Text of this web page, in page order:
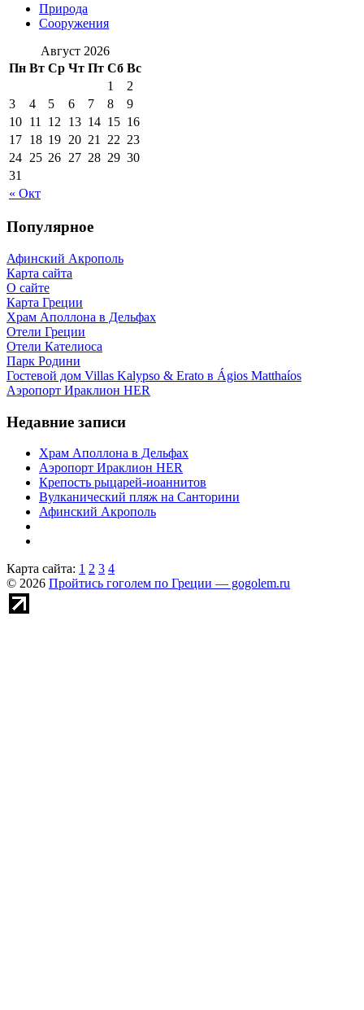
Природа
Сооружения
Август 2026
Пн Вт Ср Чт Пт Сб Вс
« Окт
1
2
3
4 5 6 7 8
9
10 11 12 13 14 15 16
17 18 19 20 21 22 23
24 25 26 27 28 29 30
31
Популярное
Афинский Акрополь
Карта сайта
О сайте
Карта Греции
Храм Аполлона в Дельфах
Отели Греции
Отели Кателиоса
Парк Родини
Гостевой дом Villas Kalypso & Erato в Ágios Matthaíos
Аэропорт Ираклион HER
Недавние записи
Храм Аполлона в Дельфах
Аэропорт Ираклион HER
Крепость рыцарей-иоаннитов
Вулканический пляж на Санторини
Афинский Акрополь
Карта сайта: 1 2 3 4
© 2026 Пройтись гоголем по Греции — gogolem.ru